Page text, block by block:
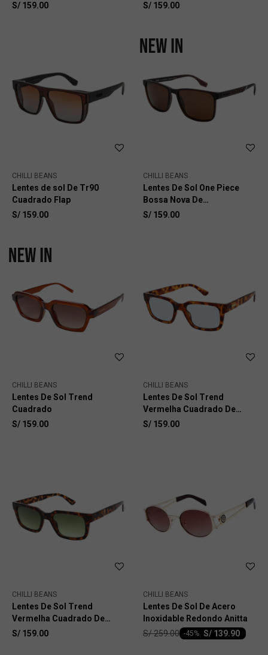
S/ 159.00 S/ 159.00
CHILLI BEANS
Lentes de sol De Tr90
Cuadrado Flap
S/ 159.00
CHILLI BEANS
Lentes De Sol One Piece
Bossa Nova De
Policarbonato
S/ 159.00
CHILLI BEANS
Lentes De Sol Trend
Cuadrado
S/ 159.00
CHILLI BEANS
Lentes De Sol Trend
Vermelha Cuadrado De
Policarbonato
S/ 159.00
CHILLI BEANS
Lentes De Sol Trend
Vermelha Cuadrado De
Policarbonato
S/ 159.00
CHILLI BEANS
Lentes De Sol De Acero
Inoxidable Redondo Anitta
S/ 139.90
-45
S/259.00